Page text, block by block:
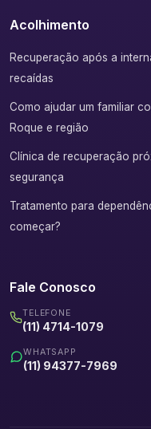
Acolhimento
Recuperação após a
recaídas
Como ajudar um familiar
Roque e região
Clínica de recuperação
segurança
Tratamento para
começar?
Fale Conosco
TELEFONE
(11) 4714-1079
WHATSAPP
(11) 94377-7969